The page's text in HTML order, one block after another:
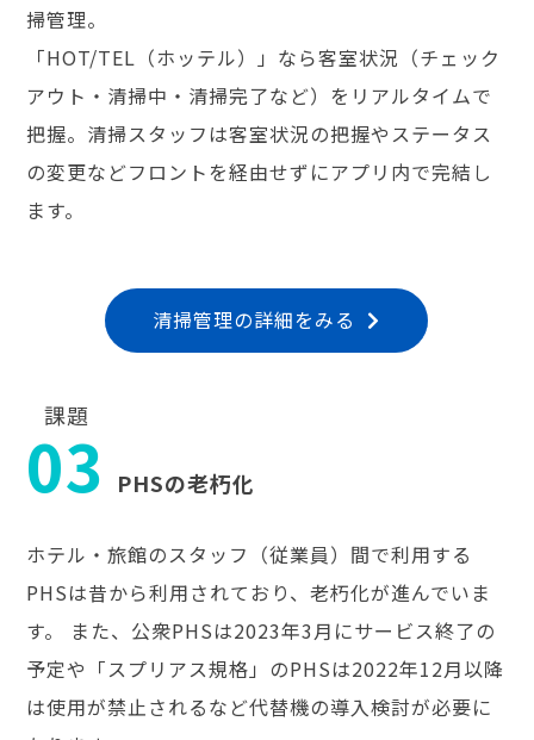
掃管理。
「HOT/TEL（ホッテル）」なら客室状況（チェック
アウト・清掃中・清掃完了など）をリアルタイムで
把握。清掃スタッフは客室状況の把握やステータス
の変更などフロントを経由せずにアプリ内で完結し
ます。
清掃管理の詳細をみる
課題
03 PHSの老朽化
ホテル・旅館のスタッフ（従業員）間で利用する
PHSは昔から利用されており、老朽化が進んでいま
す。 また、公衆PHSは2023年3月にサービス終了の
予定や「スプリアス規格」のPHSは2022年12月以降
は使用が禁止されるなど代替機の導入検討が必要に